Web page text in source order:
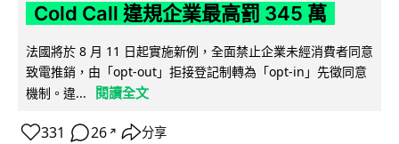
Cold Call 違規企業最高罰 345 萬
法國將於 8 月 11 日起實施新例，全面禁止企業未經消費者同意
致電推銷，由「opt-out」拒接登記制轉為「opt-in」先徵同意
機制。違...
閱讀全文
331 26 ↗ 分享